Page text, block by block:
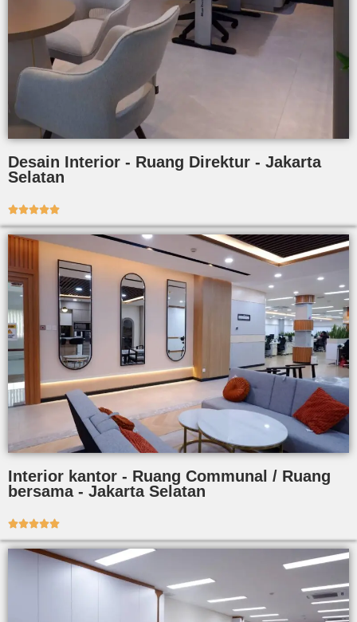
Desain Interior - Ruang Direktur - Jakarta
Selatan

Interior kantor - Ruang Communal / Ruang
bersama - Jakarta Selatan
